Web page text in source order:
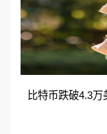
比特币跌破4.3